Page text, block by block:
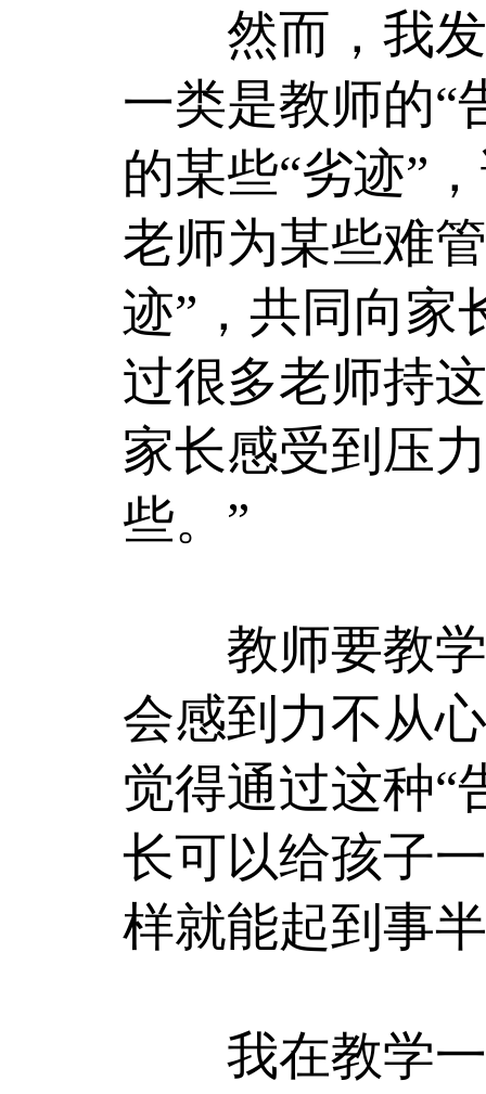
然而，我发
一类是教师的“
的某些“劣迹”
老师为某些难
迹”，共同向家
过很多老师持
家长感受到压
些。”
教师要教学
会感到力不从
觉得通过这种“
长可以给孩子
样就能起到事
我在教学一